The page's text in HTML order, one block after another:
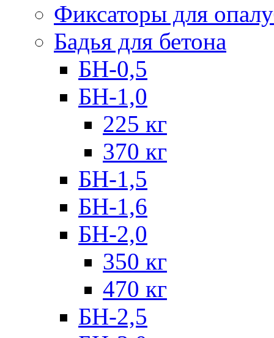
Фиксаторы для
Бадья для бетона
БН-0,5
БН-1,0
225 кг
370 кг
БН-1,5
БН-1,6
БН-2,0
350 кг
470 кг
БН-2,5